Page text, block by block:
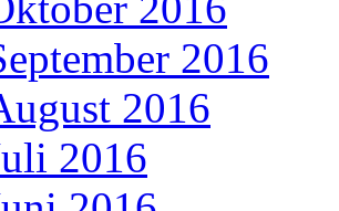
2016
2016
2016